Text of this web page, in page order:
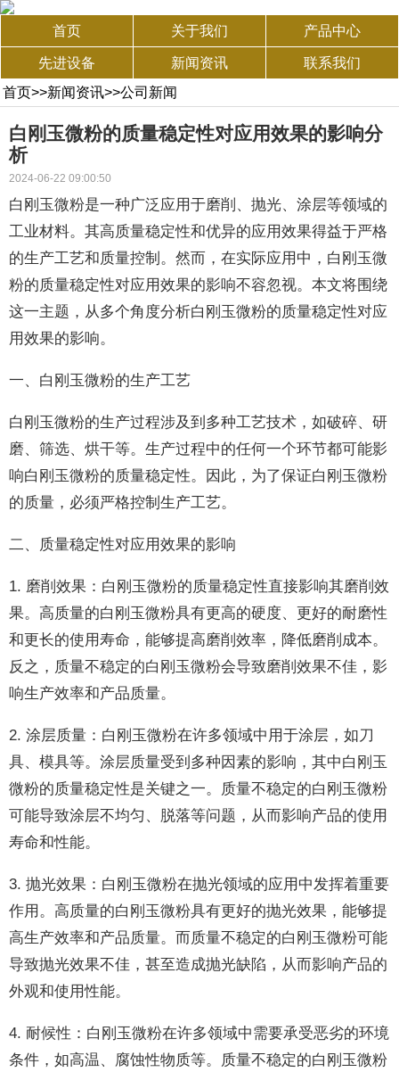
首页 关于我们 产品中心
先进设备 新闻资讯
联系我们
首页>>新闻资讯>>公司新闻
白刚玉微粉的质量稳定性对应用效果的影响分
析
2024-06-22 09:00:50
白刚玉微粉是一种广泛应用于磨削、抛光、涂层等领域的
工业材料。其高质量稳定性和优异的应用效果得益于严格
的生产工艺和质量控制。然而，在实际应用中，白刚玉微
粉的质量稳定性对应用效果的影响不容忽视。本文将围绕
这一主题，从多个角度分析白刚玉微粉的质量稳定性对应
用效果的影响。
一、白刚玉微粉的生产工艺
白刚玉微粉的生产过程涉及到多种工艺技术，如破碎、研
磨、筛选、烘干等。生产过程中的任何一个环节都可能影
响白刚玉微粉的质量稳定性。因此，为了保证白刚玉微粉
的质量，必须严格控制生产工艺。
二、质量稳定性对应用效果的影响
1. 磨削效果：白刚玉微粉的质量稳定性直接影响其磨削效
果。高质量的白刚玉微粉具有更高的硬度、更好的耐磨性
和更长的使用寿命，能够提高磨削效率，降低磨削成本。
反之，质量不稳定的白刚玉微粉会导致磨削效果不佳，影
响生产效率和产品质量。
2. 涂层质量：白刚玉微粉在许多领域中用于涂层，如刀
具、模具等。涂层质量受到多种因素的影响，其中白刚玉
微粉的质量稳定性是关键之一。质量不稳定的白刚玉微粉
可能导致涂层不均匀、脱落等问题，从而影响产品的使用
寿命和性能。
3. 抛光效果：白刚玉微粉在抛光领域的应用中发挥着重要
作用。高质量的白刚玉微粉具有更好的抛光效果，能够提
高生产效率和产品质量。而质量不稳定的白刚玉微粉可能
导致抛光效果不佳，甚至造成抛光缺陷，从而影响产品的
外观和使用性能。
4. 耐候性：白刚玉微粉在许多领域中需要承受恶劣的环境
条件，如高温、腐蚀性物质等。质量不稳定的白刚玉微粉